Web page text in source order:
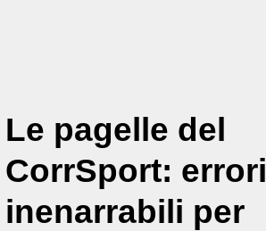
Le pagelle del
CorrSport: errori
inenarrabili per